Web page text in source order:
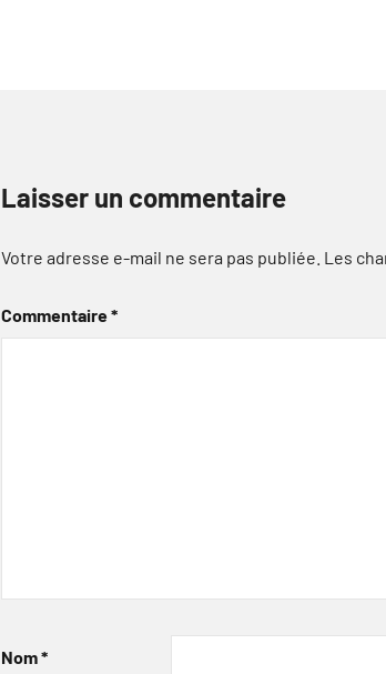
Laisser un commentaire
Votre adresse e-mail ne sera pas publiée. Les
Commentaire*
Nom*